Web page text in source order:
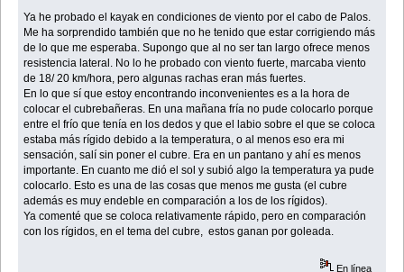
Ya he probado el kayak en condiciones de viento por el cabo de Palos.
Me ha sorprendido también que no he tenido que estar corrigiendo más
de lo que me esperaba. Supongo que al no ser tan largo ofrece menos
resistencia lateral. No lo he probado con viento fuerte, marcaba viento
de 18/ 20 km/hora, pero algunas rachas eran más fuertes.
En lo que sí que estoy encontrando inconvenientes es a la hora de
colocar el cubrebañeras. En una mañana fría no pude colocarlo porque
entre el frío que tenía en los dedos y que el labio sobre el que se coloca
estaba más rígido debido a la temperatura, o al menos eso era mi
sensación, salí sin poner el cubre. Era en un pantano y ahí es menos
importante. En cuanto me dió el sol y subió algo la temperatura ya pude
colocarlo. Esto es una de las cosas que menos me gusta (el cubre
además es muy endeble en comparación a los de los rígidos).
Ya comenté que se coloca relativamente rápido, pero en comparación
con los rígidos, en el tema del cubre, estos ganan por goleada.
En línea